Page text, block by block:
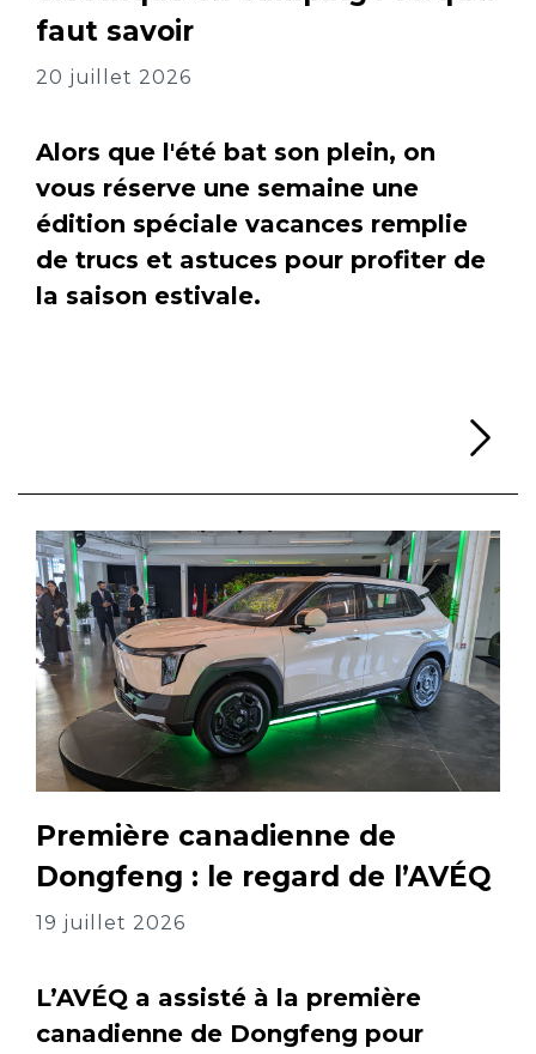
faut savoir
20 juillet 2026
Alors que l'été bat son plein, on
vous réserve une semaine une
édition spéciale vacances remplie
de trucs et astuces pour profiter de
la saison estivale.
Première canadienne de
Dongfeng : le regard de l’AVÉQ
19 juillet 2026
L’AVÉQ a assisté à la première
canadienne de Dongfeng pour